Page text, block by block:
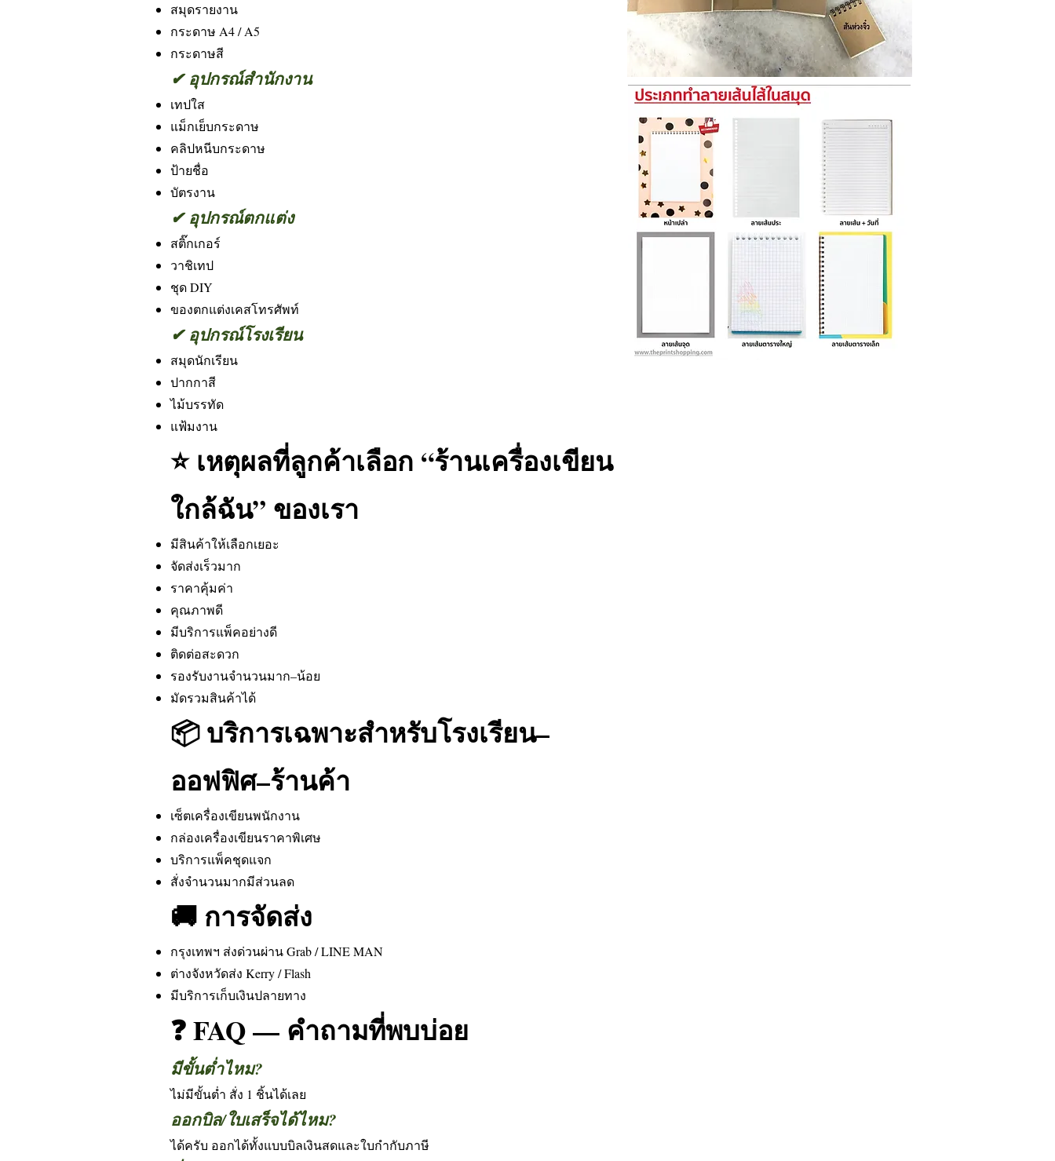
สมุดรายงาน
กระดาษ A4 / A5
กระดาษสี
✔ อุปกรณ์สำนักงาน
เทปใส
แม็กเย็บกระดาษ
คลิปหนีบกระดาษ
ป้ายชื่อ
บัตรงาน
✔ อุปกรณ์ตกแต่ง
สติ๊กเกอร์
วาชิเทป
ชุด DIY
ของตกแต่งเคสโทรศัพท์
✔ อุปกรณ์โรงเรียน
สมุดนักเรียน
ปากกาสี
ไม้บรรทัด
แฟ้มงาน
⭐ เหตุผลที่ลูกค้าเลือก “ร้านเครื่องเขียน
ใกล้ฉัน” ของเรา
มีสินค้าให้เลือกเยอะ
จัดส่งเร็วมาก
ราคาคุ้มค่า
คุณภาพดี
มีบริการแพ็คอย่างดี
ติดต่อสะดวก
รองรับงานจำนวนมาก–น้อย
มัดรวมสินค้าได้
📦 บริการเฉพาะสำหรับโรงเรียน–
ออฟฟิศ–ร้านค้า
เซ็ตเครื่องเขียนพนักงาน
กล่องเครื่องเขียนราคาพิเศษ
บริการแพ็คชุดแจก
สั่งจำนวนมากมีส่วนลด
🚚 การจัดส่ง
กรุงเทพฯ ส่งด่วนผ่าน Grab / LINE MAN
ต่างจังหวัดส่ง Kerry / Flash
มีบริการเก็บเงินปลายทาง
❓ FAQ — คำถามที่พบบ่อย
มีขั้นต่ำไหม?
ไม่มีขั้นต่ำ สั่ง 1 ชิ้นได้เลย
ออกบิล/ใบเสร็จได้ไหม?
ได้ครับ ออกได้ทั้งแบบบิลเงินสดและใบกำกับภาษี